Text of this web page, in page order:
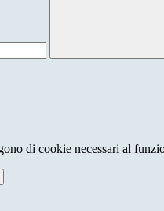
di cookie necessari al